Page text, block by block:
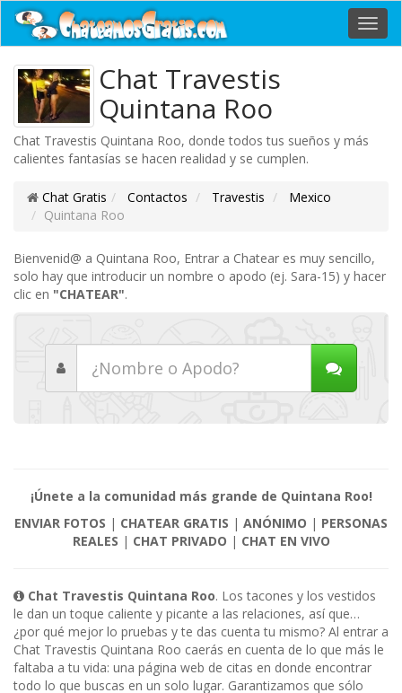
Chat Travestis
Quintana Roo
Chat Travestis Quintana Roo, donde todos tus sueños y más
calientes fantasías se hacen realidad y se cumplen.
Chat Gratis Contactos Travestis
Mexico
Quintana Roo
Bienvenid@ a Quintana Roo, Entrar a Chatear es muy sencillo,
solo hay que introducir un nombre o apodo (ej. Sara-15) y hacer
clic en "CHATEAR".
¡Únete a la comunidad más grande de Quintana Roo!
ENVIAR FOTOS | CHATEAR GRATIS | ANÓNIMO | PERSONAS
REALES | CHAT PRIVADO | CHAT EN VIVO
Chat Travestis Quintana Roo. Los tacones y los vestidos
le dan un toque caliente y picante a las relaciones, así que…
¿por qué mejor lo pruebas y te das cuenta tu mismo? Al entrar a
Chat Travestis Quintana Roo caerás en cuenta de lo que más le
faltaba a tu vida: una página web de citas en donde encontrar
todo lo que buscas en un solo lugar. Garantizamos que sólo